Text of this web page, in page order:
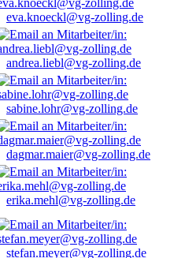
eva.knoeckl@vg-zolling.de
andrea.liebl@vg-zolling.de
sabine.lohr@vg-zolling.de
dagmar.maier@vg-zolling.de
erika.mehl@vg-zolling.de
stefan.meyer@vg-zolling.de